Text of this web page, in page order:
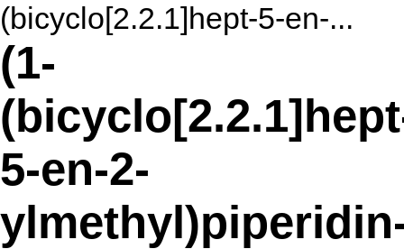
(bicyclo[2.2.1]hept-5-en-...
(1-
5-en-2-